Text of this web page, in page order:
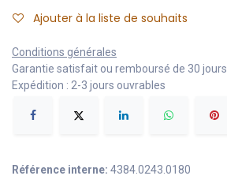
Ajouter à la liste de souhaits
Conditions générales
Garantie satisfait ou remboursé de 30 jours
Expédition : 2-3 jours ouvrables
Référence interne: 4384.0243.0180